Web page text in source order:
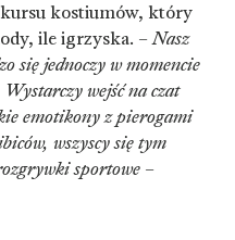
kostiumów, który
ile igrzyska. – Nasz
się jednoczy w momencie
wejść na czat
emotikony z pierogami
wszyscy się tym
sportowe –